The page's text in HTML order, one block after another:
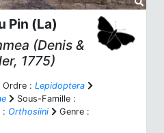
Pin (La)
(Denis &
1775)
Ordre : Lepidoptera
Sous-Famille :
: Orthosiini
Genre :